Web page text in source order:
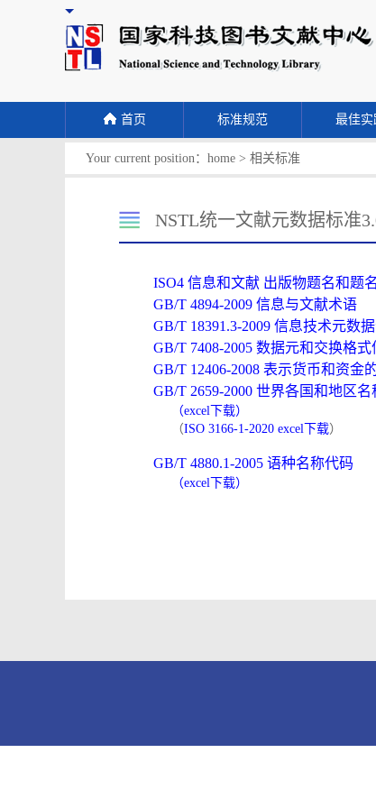
首页 标准规范 最佳实
Your current position： home > 相关标准
NSTL统一文献元数据标准
ISO4 信息和文献 出版物题名和题
GB/T 4894-2009 信息与文献术语
GB/T 18391.3-2009 信息技术元数
GB/T 7408-2005 数据元和交换格
GB/T 12406-2008 表示货币和资金
GB/T 2659-2000 世界各国和地区名
（excel下载）
（ISO 3166-1-2020 excel下载）
GB/T 4880.1-2005 语种名称代码
（excel下载）